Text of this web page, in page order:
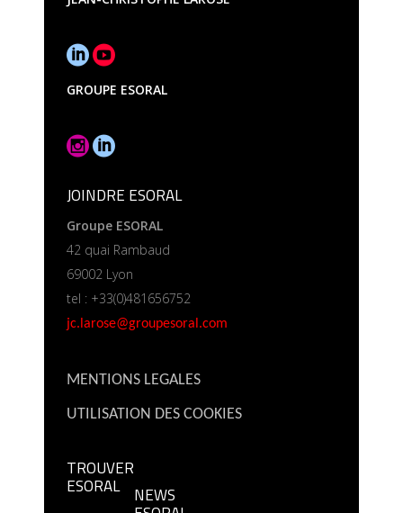
GROUPE ESORAL
JOINDRE ESORAL
Groupe ESORAL
42 quai Rambaud
69002 Lyon
tel : +33(0)481656752
jc.larose@groupesoral.com
MENTIONS LEGALES
UTILISATION DES COOKIES
TROUVER
ESORAL NEWS